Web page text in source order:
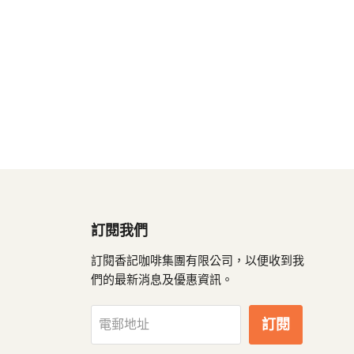
訂閱我們
訂閱香記咖啡集團有限公司，以便收到我
們的最新消息及優惠資訊。
電郵地址 訂閱